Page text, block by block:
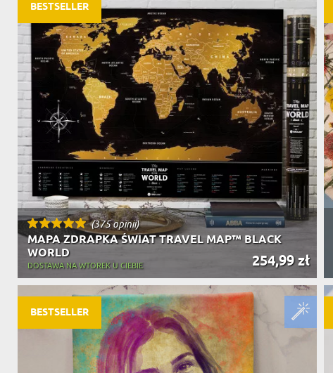
(375 opinii)
MAPA ZDRAPKA ŚWIAT TRAVEL MAP™ BLACK
WORLD
254,99 zł
DOSTAWA NA WTOREK U CIEBIE
BESTSELLER
BESTSELLER